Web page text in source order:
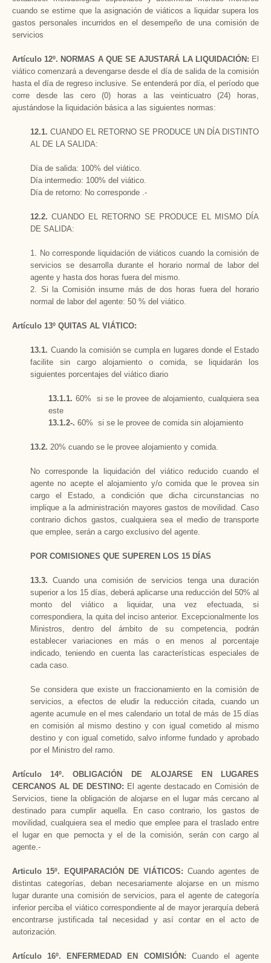
cuando se estime que la asignación de viáticos a liquidar supera los
gastos personales incurridos en el desempeño de una comisión de
servicios
Artículo 12º. NORMAS A QUE SE AJUSTARÁ LA LIQUIDACIÓN: El
viático comenzará a devengarse desde el día de salida de la comisión
hasta el día de regreso inclusive. Se entenderá por día, el período que
corre desde las cero (0) horas a las veinticuatro (24) horas,
ajustándose la liquidación básica a las siguientes normas:
12.1. CUANDO EL RETORNO SE PRODUCE UN DÍA DISTINTO
AL DE LA SALIDA:
Día de salida: 100% del viático.
Día intermedio: 100% del viático.
Día de retorno: No corresponde .-
12.2. CUANDO EL RETORNO SE PRODUCE EL MISMO DÍA
DE SALIDA:
1. No corresponde liquidación de viáticos cuando la comisión de
servicios se desarrolla durante el horario normal de labor del
agente y hasta dos horas fuera del mismo.
2. Si la Comisión insume más de dos horas fuera del horario
normal de labor del agente: 50 % del viático.
Artículo 13º QUITAS AL VIÁTICO:
13.1. Cuando la comisión se cumpla en lugares donde el Estado
facilite sin cargo alojamiento o comida, se liquidarán los
siguientes porcentajes del viático diario
13.1.1. 60% si se le provee de alojamiento, cualquiera sea
este
13.1.2-. 60% si se le provee de comida sin alojamiento
13.2. 20% cuando se le provee alojamiento y comida.
No corresponde la liquidación del viático reducido cuando el
agente no acepte el alojamiento y/o comida que le provea sin
cargo el Estado, a condición que dicha circunstancias no
implique a la administración mayores gastos de movilidad. Caso
contrario dichos gastos, cualquiera sea el medio de transporte
que emplee, serán a cargo exclusivo del agente.
POR COMISIONES QUE SUPEREN LOS 15 DÍAS
13.3. Cuando una comisión de servicios tenga una duración
superior a los 15 días, deberá aplicarse una reducción del 50% al
monto del viático a liquidar, una vez efectuada, si
correspondiera, la quita del inciso anterior. Excepcionalmente los
Ministros, dentro del ámbito de su competencia, podrán
establecer variaciones en más o en menos al porcentaje
indicado, teniendo en cuenta las características especiales de
cada caso.
Se considera que existe un fraccionamiento en la comisión de
servicios, a efectos de eludir la reducción citada, cuando un
agente acumule en el mes calendario un total de más de 15 días
en comisión al mismo destino y con igual cometido al mismo
destino y con igual cometido, salvo informe fundado y aprobado
por el Ministro del ramo.
Artículo 14º. OBLIGACIÓN DE ALOJARSE EN LUGARES
CERCANOS AL DE DESTINO: El agente destacado en Comisión de
Servicios, tiene la obligación de alojarse en el lugar más cercano al
destinado para cumplir aquella. En caso contrario, los gastos de
movilidad, cualquiera sea el medio que emplee para el traslado entre
el lugar en que pernocta y el de la comisión, serán con cargo al
agente.-
Articulo 15º. EQUIPARACIÓN DE VIÁTICOS: Cuando agentes de
distintas categorías, deban necesariamente alojarse en un mismo
lugar durante una comisión de servicios, para el agente de categoría
inferior perciba el viático correspondiente al de mayor jerarquía deberá
encontrarse justificada tal necesidad y así contar en el acto de
autorización.
Artículo 16º. ENFERMEDAD EN COMISIÓN: Cuando el agente